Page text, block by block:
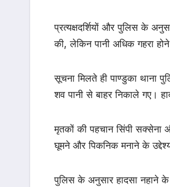
प्रत्यक्षदर्शियों और पुलिस के
की, लेकिन पानी अधिक गहरा
सूचना मिलते ही पाण्डुका थाना
शव पानी से बाहर निकाले गए।
मृतकों की पहचान सिंपी सक्सेना
घूमने और पिकनिक मनाने के
पुलिस के अनुसार हादसा नहाने